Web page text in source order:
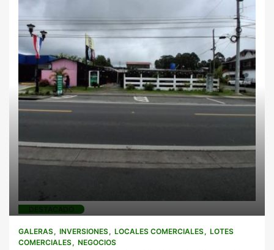
GalerasInversionesLocales
comercialesLotes comerciales
Negocios
DESTACADO
GALERAS INVERSIONES LOCALES COMERCIALES LOTES
COMERCIALES NEGOCIOS